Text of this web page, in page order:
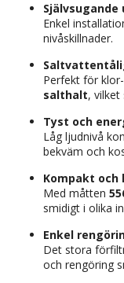
Enkel
nivåskillnader.
Perfekt för
salthalt, vilket
Tyst och
Låg ljudnivå
bekväm och
Kompakt
Med måtten
smidigt i olika
Enkel
Det stora
och rengöring